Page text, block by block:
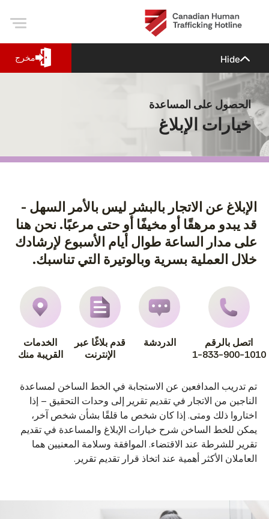
Hide مخرج
الحصول على المساعدة
خيارات الإبلاغ
الإبلاغ عن الاتجار بالبشر ليس بالأمر السهل -
قد يبدو مرهقًا أو مخيفًا أو حتى مرعبًا. نحن هنا
على مدار الساعة طوال أيام الأسبوع لإرشادك
خلال العملية بسرية وبالوتيرة التي تناسبك.
اتصل بالرقم
1-833-900-1010
الدردشة
قدم بلاغًا عبر
الإنترنت
الخدمات
القريبة منك
تم تدريب المدافعين عن الاستجابة في الخط الساخن لمساعدة
الناجين من الاتجار في تقديم تقرير إلى وحدات التحقيق – إذا
اختاروا ذلك ومتى. إذا كان شخص ما قلقًا بشأن شخص آخر،
يمكن للخط الساخن شرح خيارات الإبلاغ والمساعدة في تقديم
تقرير للشرطة عند الاقتضاء. الموافقة وسلامة المعنيين هما
العاملان الأكثر أهمية عند اتخاذ قرار تقديم تقرير.